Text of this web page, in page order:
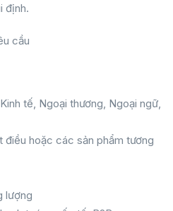
định.
cầu
tế, Ngoại thương, Ngoại ngữ,
điều hoặc các sản phẩm tương
lượng